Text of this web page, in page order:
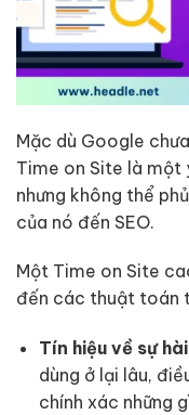
Mặc dù Google
Time on Site là
nhưng không thể
của nó đến SEO.
Một Time on Site
đến các thuật toán
Tín hiệu về sự
dùng ở lại lâu,
chính xác những